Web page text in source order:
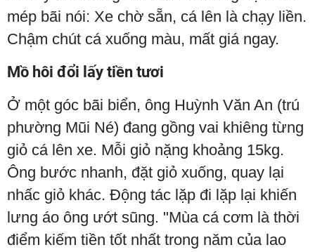
mép bãi nói: Xe chờ sẵn, cá lên là chạy liền.
Chậm chút cá xuống màu, mất giá ngay.
Mồ hôi đổi lấy tiền tươi
Ở một góc bãi biển, ông Huỳnh Văn An (trú
phường Mũi Né) đang gồng vai khiêng từng
giỏ cá lên xe. Mỗi giỏ nặng khoảng 15kg.
Ông bước nhanh, đặt giỏ xuống, quay lại
nhấc giỏ khác. Động tác lặp đi lặp lại khiến
lưng áo ông ướt sũng. "Mùa cá cơm là thời
điểm kiếm tiền tốt nhất trong năm của lao